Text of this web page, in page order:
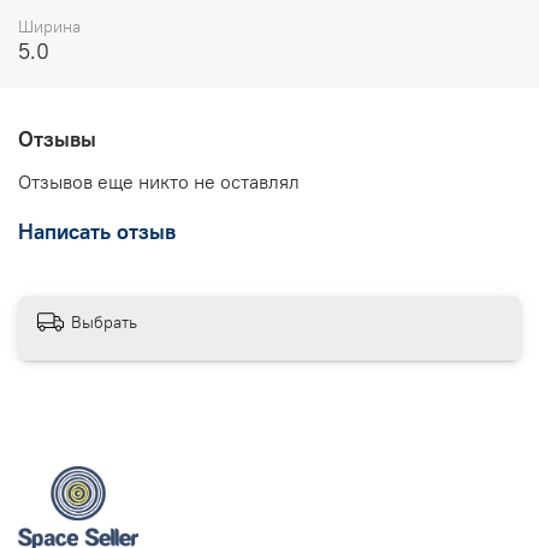
Ширина
5.0
Отзывы
Отзывов еще никто не оставлял
Написать отзыв
Выбрать